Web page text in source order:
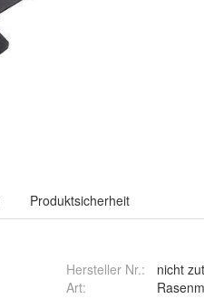
Produktsicherheit
Hersteller Nr.:
nicht
Art: